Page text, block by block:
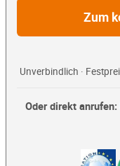
Zum
Unverbindlich ·
Oder direkt anrufen: